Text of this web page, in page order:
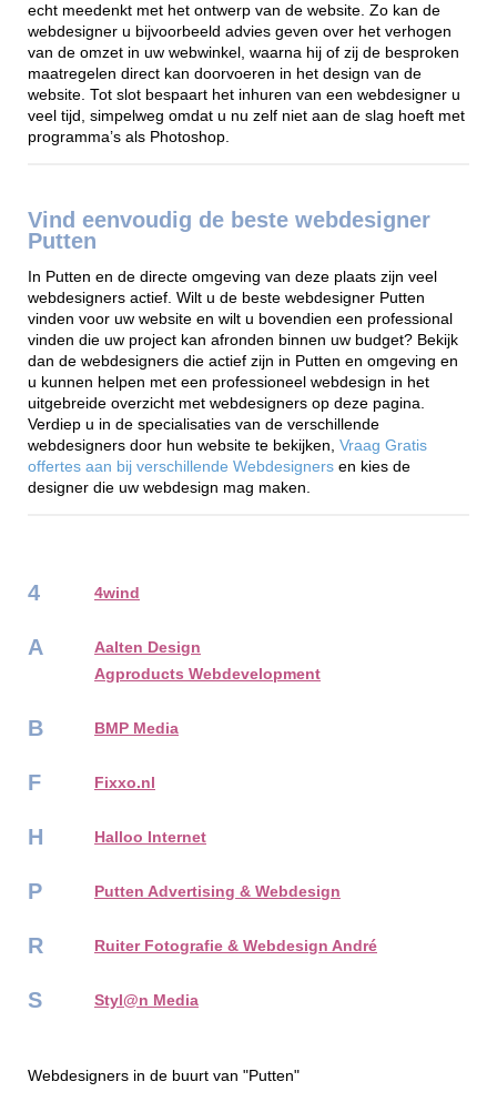
echt meedenkt met het ontwerp van de website. Zo kan de
webdesigner u bijvoorbeeld advies geven over het verhogen
van de omzet in uw webwinkel, waarna hij of zij de besproken
maatregelen direct kan doorvoeren in het design van de
website. Tot slot bespaart het inhuren van een webdesigner u
veel tijd, simpelweg omdat u nu zelf niet aan de slag hoeft met
programma’s als Photoshop.
Vind eenvoudig de beste webdesigner
Putten
In Putten en de directe omgeving van deze plaats zijn veel
webdesigners actief. Wilt u de beste webdesigner Putten
vinden voor uw website en wilt u bovendien een professional
vinden die uw project kan afronden binnen uw budget? Bekijk
dan de webdesigners die actief zijn in Putten en omgeving en
u kunnen helpen met een professioneel webdesign in het
uitgebreide overzicht met webdesigners op deze pagina.
Verdiep u in de specialisaties van de verschillende
webdesigners door hun website te bekijken, Vraag Gratis
offertes aan bij verschillende Webdesigners en kies de
designer die uw webdesign mag maken.
4 4wind
A
Aalten Design
Agproducts Webdevelopment
B BMP Media
F Fixxo.nl
H Halloo Internet
P Putten Advertising & Webdesign
R Ruiter Fotografie & Webdesign André
S Styl@n Media
Webdesigners in de buurt van "Putten"